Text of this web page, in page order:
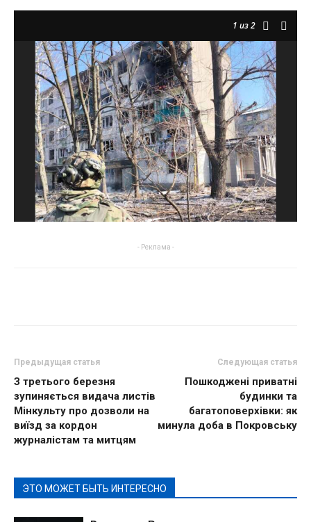
1 из 2
- Реклама -
Предыдущая статья
З третього березня
зупиняється видача листів
Мінкульту про дозволи на
виїзд за кордон
журналістам та митцям
Следующая статья
Пошкоджені приватні
будинки та
багатоповерхівки: як
минула доба в Покровську
ЭТО МОЖЕТ БЫТЬ ИНТЕРЕСНО